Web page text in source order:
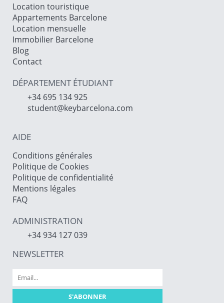
Location touristique
Appartements Barcelone
Location mensuelle
Immobilier Barcelone
Blog
Contact
DÉPARTEMENT ÉTUDIANT
+34 695 134 925
student@keybarcelona.com
AIDE
Conditions générales
Politique de Cookies
Politique de confidentialité
Mentions légales
FAQ
ADMINISTRATION
+34 934 127 039
NEWSLETTER